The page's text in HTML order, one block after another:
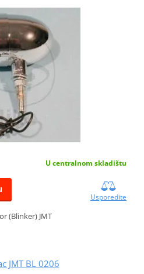
U centralnom skladištu
Usporedite
(Blinker) JMT
JMT BL 0206